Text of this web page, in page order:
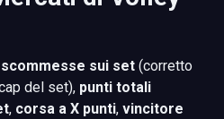
scommesse sui set (corretto
del set), punti totali
, corsa a X punti, vincitore